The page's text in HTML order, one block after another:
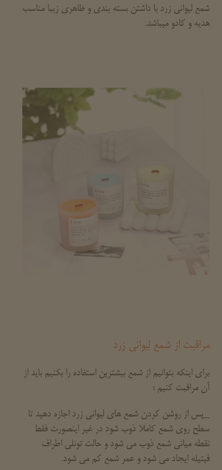
شمع لیوانی زرد با داشتن بسته بندی و ظاهری زیبا مناسب
هدیه و کادو میباشد.
مراقبت از شمع لیوانی زرد
برای اینکه بتوانیم از شمع بیشترین استفاده را بکنیم باید از
آن مراقبت کنیم :
_پس از روشن کردن شمع های لیوانی زرد اجازه دهید تا
سطح روی شمع کاملا ذوب شود در غیر اینصورت فقط
نقطه میانی شمع ذوب می شود و حالت تونلی اطراف
فیتیله ایجاد می شود و عمر شمع کم می شود.